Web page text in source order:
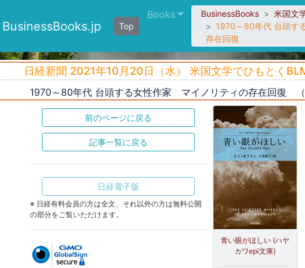
BusinessBooks.jp Top
Books BusinessBooks
米国文
1970～80年代 台頭す
存在回復
日経新聞 2021年10月20日（水） 米国文学でひもとく
1970～80年代 台頭する女性作家 マイノリティの存在回復 （
前のページに戻る
記事一覧に戻る
日経電子版
※ 日経有料会員の方は全文、それ以外の方は無料公開
の部分をご覧いただけます。
青い眼がほしい (ハヤ
カワepi文庫)